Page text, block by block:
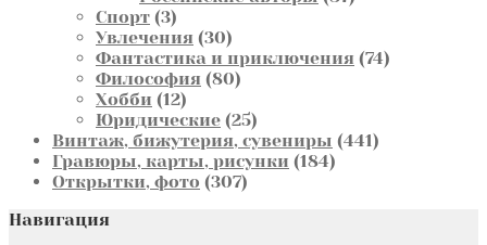
Спорт 33
товара
Увлечения 3030
товаров
Фантастика и приключения 7474
Философия 8080
Хобби 1212
товаров
Юридические 2525
товаров
Винтаж, бижутерия, сувениры 441441
Гравюры, карты, рисунки 184184
Открытки, фото 307307
Навигация